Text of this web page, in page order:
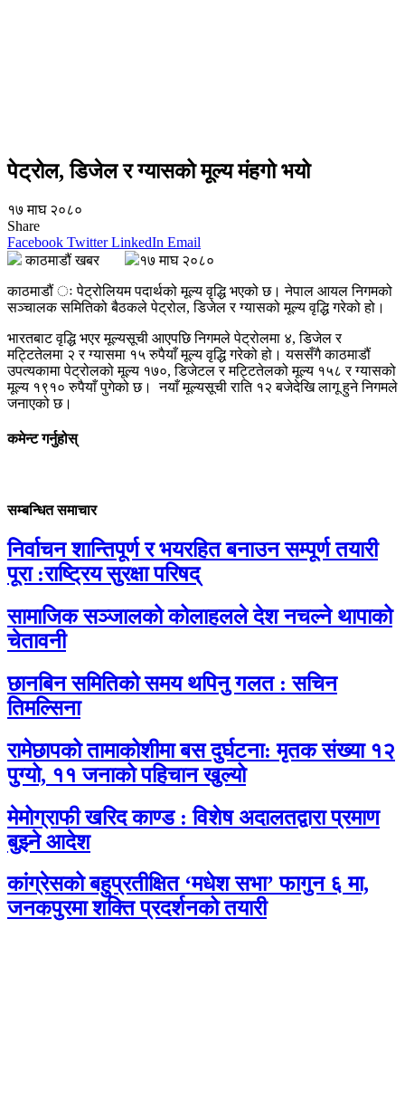
पेट्रोल, डिजेल र ग्यासको मूल्य मंहगो भयो
१७ माघ २०८०
Share
Facebook Twitter LinkedIn Email
काठमाडौं खबर
१७ माघ २०८०
काठमाडौं ः पेट्रोलियम पदार्थको मूल्य वृद्धि भएको छ। नेपाल आयल निगमको
सञ्चालक समितिको बैठकले पेट्रोल, डिजेल र ग्यासको मूल्य वृद्धि गरेको हो।
भारतबाट वृद्धि भएर मूल्यसूची आएपछि निगमले पेट्रोलमा ४, डिजेल र
मट्टितेलमा २ र ग्यासमा १५ रुपैयाँ मूल्य वृद्धि गरेको हो। यससँगै काठमाडौं
उपत्यकामा पेट्रोलको मूल्य १७०, डिजेटल र मट्टितेलको मूल्य १५८ र ग्यासको
मूल्य १९१० रुपैयाँ पुगेको छ। नयाँ मूल्यसूची राति १२ बजेदेखि लागू हुने निगमले
जनाएको छ।
कमेन्ट गर्नुहोस्
सम्बन्धित समाचार
निर्वाचन शान्तिपूर्ण र भयरहित बनाउन सम्पूर्ण तयारी
पूरा :राष्ट्रिय सुरक्षा परिषद्
सामाजिक सञ्जालको कोलाहलले देश नचल्ने थापाको
चेतावनी
छानबिन समितिको समय थपिनु गलत : सचिन
तिमल्सिना
रामेछापको तामाकोशीमा बस दुर्घटना: मृतक संख्या १२
पुग्यो, ११ जनाको पहिचान खुल्यो
मेमोग्राफी खरिद काण्ड : विशेष अदालतद्वारा प्रमाण
बुझ्ने आदेश
कांग्रेसको बहुप्रतीक्षित ‘मधेश सभा’ फागुन ६ मा,
जनकपुरमा शक्ति प्रदर्शनको तयारी